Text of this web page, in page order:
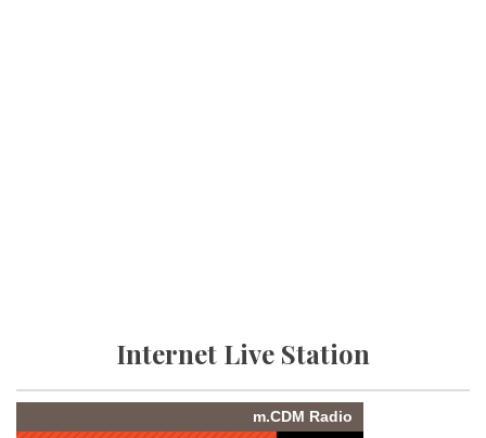
Internet Live Station